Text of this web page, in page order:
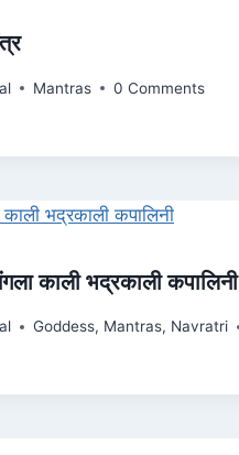
Mantras 0 Comments
काली भद्रकाली कपालिनी
Goddess, Mantras, Navratri